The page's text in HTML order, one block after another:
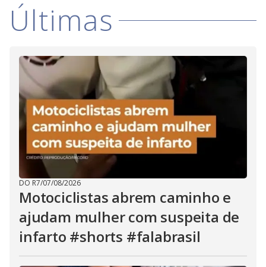
Últimas
DO R7/07/08/2026
Motociclistas abrem caminho e
ajudam mulher com suspeita de
infarto #shorts #falabrasil